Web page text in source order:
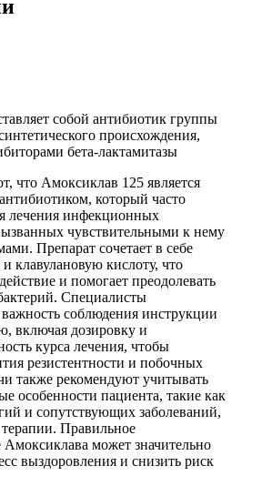
что Амоксиклав 125 является
который часто
лечения инфекционных
чувствительными к нему
Препарат сочетает в себе
клавулановую кислоту, что
и помогает преодолевать
Специалисты
соблюдения инструкции
включая дозировку и
курса лечения, чтобы
резистентности и побочных
также рекомендуют учитывать
особенности пациента, такие как
и сопутствующих заболеваний,
Правильное
Амоксиклава может значительно
выздоровления и снизить риск